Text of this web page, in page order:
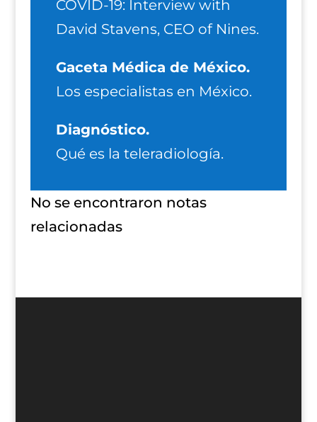
COVID-19: Interview with
David Stavens, CEO of Nines.
Gaceta Médica de México.
Los especialistas en México.
Diagnóstico.
Qué es la teleradiología.
No se encontraron notas
relacionadas